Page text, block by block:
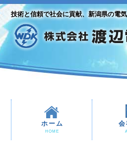
技術と信頼で社会に貢献、新潟県の電
ホーム
HOME
会